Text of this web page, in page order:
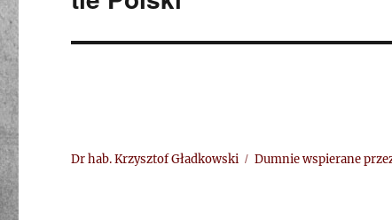
Dr hab. Krzysztof Gładkowski Dumnie wspierane